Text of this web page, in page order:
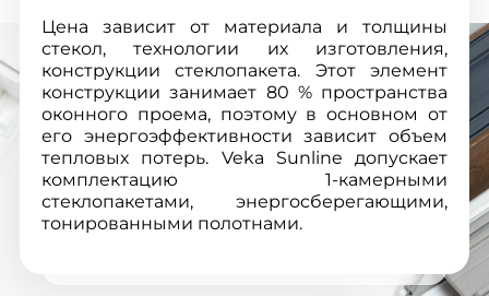
Цена зависит от материала и толщины
стекол, технологии их изготовления,
конструкции стеклопакета. Этот элемент
конструкции занимает 80 % пространства
оконного проема, поэтому в основном от
его энергоэффективности зависит объем
тепловых потерь. Veka Sunline допускает
комплектацию 1-камерными
стеклопакетами, энергосберегающими,
тонированными полотнами.